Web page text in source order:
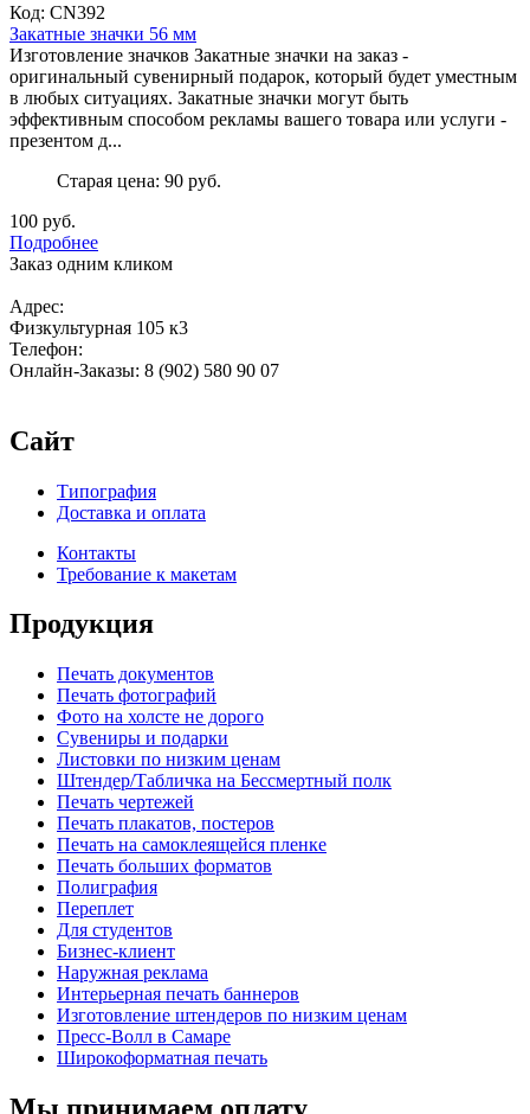
Код: CN392
Закатные значки 56 мм
Изготовление значков Закатные значки на заказ -
оригинальный сувенирный подарок, который будет уместным
в любых ситуациях. Закатные значки могут быть
эффективным способом рекламы вашего товара или услуги -
презентом д...
Старая цена: 90 руб.
100 руб.
Подробнее
Заказ одним кликом
Адрес:
Физкультурная 105 к3
Телефон:
Онлайн-Заказы: 8 (902) 580 90 07
Сайт
Типография
Доставка и оплата
Контакты
Требование к макетам
Продукция
Печать документов
Печать фотографий
Фото на холсте не дорого
Сувениры и подарки
Листовки по низким ценам
Штендер/Табличка на Бессмертный полк
Печать чертежей
Печать плакатов, постеров
Печать на самоклеящейся пленке
Печать больших форматов
Полиграфия
Переплет
Для студентов
Бизнес-клиент
Наружная реклама
Интерьерная печать баннеров
Изготовление штендеров по низким ценам
Пресс-Волл в Самаре
Широкоформатная печать